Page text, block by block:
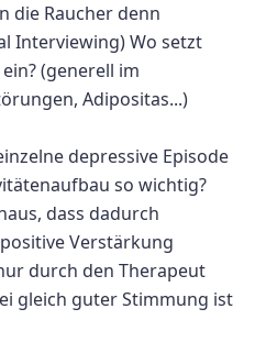
die Raucher denn
Interviewing) Wo setzt
(generell im
Adipositas...)
depressive Episode
so wichtig?
dass dadurch
Verstärkung
durch den Therapeut
gleich guter Stimmung ist